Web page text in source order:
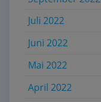
Juli 2022
Juni 2022
Mai 2022
April 2022